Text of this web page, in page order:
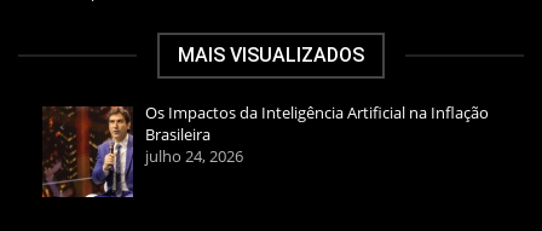
MAIS VISUALIZADOS
Os Impactos da Inteligência Artificial na Inflação
Brasileira
julho 24, 2026